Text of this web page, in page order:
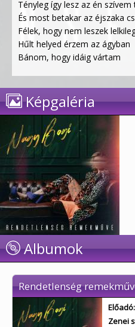
Tényleg így lesz az én szívem
És most betakar az éjszaka
Félek, hogy nem leszek
Hűlt helyed érzem az ágyban
Bánom, hogy idáig vártam
Képgaléria
Albumok
Rendetlenség
Előadó:
Zenei